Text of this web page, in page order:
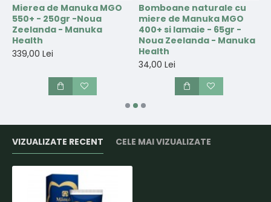
Mierea de Manuka MGO
550+ - 250gr -Noua
Zeelanda - Manuka
Health
339,00 Lei
Bomboane naturale cu
miere de Manuka MGO
400+ si lamaie - 65gr -
Noua Zeelanda - Manuka
Health
34,00 Lei
VIZUALIZATE RECENT CELE MAI VIZUALIZATE